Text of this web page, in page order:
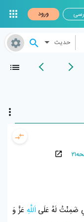
ورود
حدیث
ضَمِنْتُ لَهُ عَلَى اَللَّهِ عَزَّ وَ